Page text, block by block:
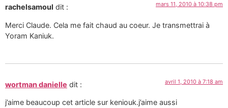
rachelsamoul dit : mars 11, 2010 à 10:38 pm
Merci Claude. Cela me fait chaud au coeur. Je transmettrai à
Yoram Kaniuk.
wortman danielle dit : avril 1, 2010 à 7:18 am
j’aime beaucoup cet article sur keniouk.j’aime aussi